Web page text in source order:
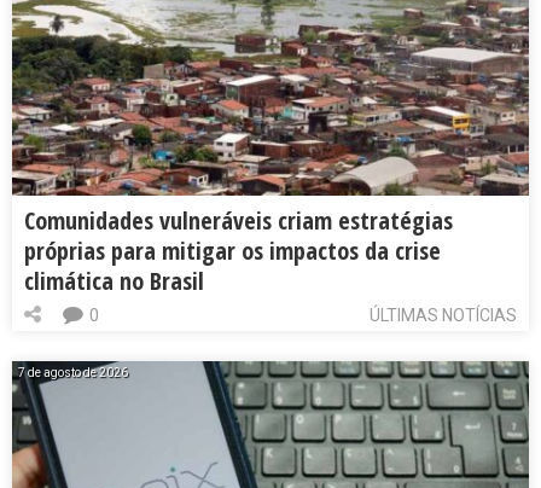
Comunidades vulneráveis criam estratégias
próprias para mitigar os impactos da crise
climática no Brasil
ÚLTIMAS NOTÍCIAS
0
7 de agosto de 2026